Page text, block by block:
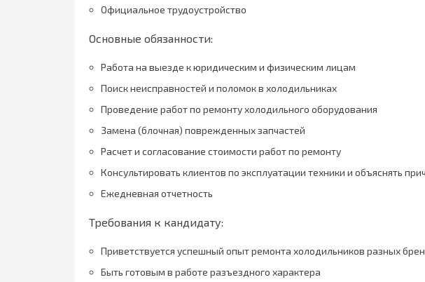
Официальное трудоустройство
Основные обязанности:
Работа на выезде к юридическим и физическим лицам
Поиск неисправностей и поломок в холодильниках
Проведение работ по ремонту холодильного оборудования
Замена (блочная) поврежденных запчастей
Расчет и согласование стоимости работ по ремонту
Консультировать клиентов по эксплуатации техники и объяснять
Ежедневная отчетность
Требования к кандидату:
Приветствуется успешный опыт ремонта холодильников разных
Быть готовым в работе разъездного характера